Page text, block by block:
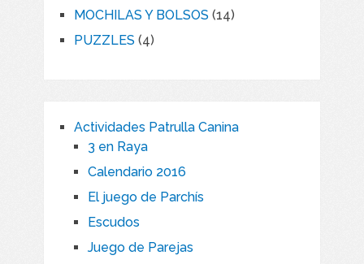
productos
MOCHILAS Y BOLSOS 1414
PUZZLES 44
Actividades Patrulla Canina
3 en Raya
Calendario 2016
El juego de Parchís
Escudos
Juego de Parejas